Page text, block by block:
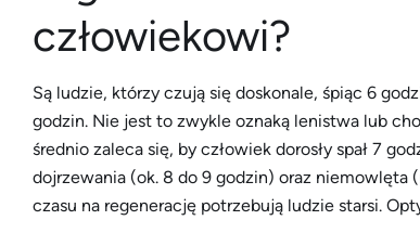
człowiekowi?
Są ludzie, którzy czują się doskonale, śpiąc 6
godzin. Nie jest to zwykle oznaką lenistwa lub
średnio zaleca się, by człowiek dorosły spał 7
dojrzewania (ok. 8 do 9 godzin) oraz
czasu na regenerację potrzebują ludzie starsi.